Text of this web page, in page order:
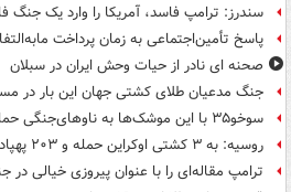
سندرز: ترامپ فاسد، آمریکا را وارد یک جنگ
پاسخ تأمین‌اجتماعی به زمان پرداخت
صحنه ای نادر از حیات وحش ایران در سبلان
جنگ مدعیان طلای کشتی جهان این بار در
سوخو۳۵ با این موشک‌ها به ناوهای‌جنگی حمله می‌کند
روسیه: به ۳ کشتی اوکراین حمله و ۲۰۳ پهپاد را سرنگون کردیم
ترامپ مقاله‌ای را با عنوان پیروزی خیالی در